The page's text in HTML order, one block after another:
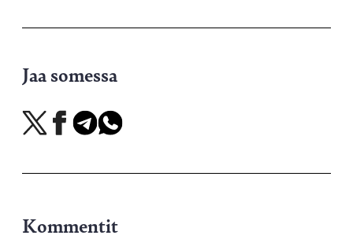
Jaa somessa
Jaa
X-
Jaa
Facebookissa
Jaa
Telegramissa
Jaa
WhatsAppissa
Kommentit